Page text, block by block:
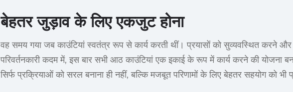
बेहतर जुड़ाव के लिए एकजुट होना
वह समय गया जब काउंटियां स्वतंत्र रूप से कार्य करती थीं। प्रयासों को सुव्यवस्थित करने
परिवर्तनकारी कदम में, इस बार सभी आठ काउंटियां एक इकाई के रूप में कार्य करने की योजना
सिर्फ प्रक्रियाओं को सरल बनाना ही नहीं, बल्कि मजबूत परिणामों के लिए बेहतर सहयोग को भी